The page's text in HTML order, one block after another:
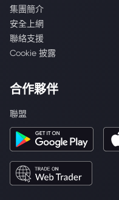
集團簡介
安全上網
聯絡支援
Cookie 披露
合作夥伴
聯盟